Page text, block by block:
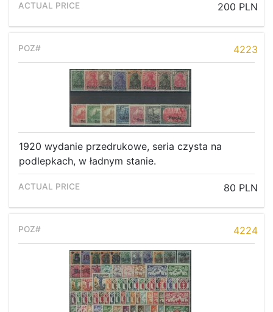
200 PLN
4223
1920 wydanie przedrukowe, seria czysta na
podlepkach, w ładnym stanie.
80 PLN
4224